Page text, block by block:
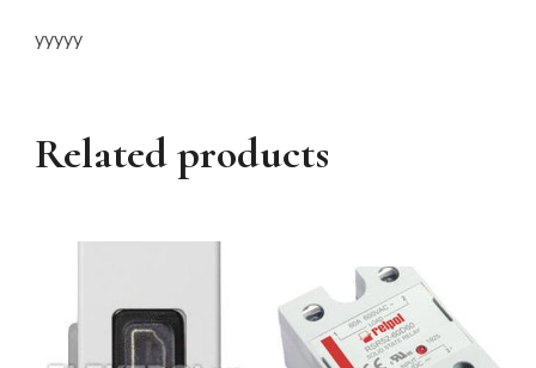
yyyyy
Related products